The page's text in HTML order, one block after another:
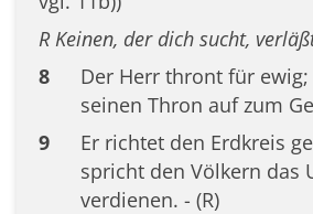
R Keinen, der dich sucht,
8
Der Herr thront für
seinen Thron auf zum
9
Er richtet den Erdkreis
spricht den Völkern das
verdienen. - (R)